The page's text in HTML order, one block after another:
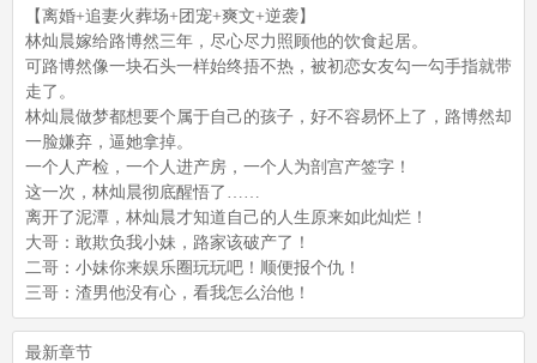
【离婚+追妻火葬场+团宠+爽文+逆袭】
林灿晨嫁给路博然三年，尽心尽力照顾他的饮食起居。
可路博然像一块石头一样始终捂不热，被初恋女友勾一勾手指就带
走了。
林灿晨做梦都想要个属于自己的孩子，好不容易怀上了，路博然却
一脸嫌弃，逼她拿掉。
一个人产检，一个人进产房，一个人为剖宫产签字！
这一次，林灿晨彻底醒悟了……
离开了泥潭，林灿晨才知道自己的人生原来如此灿烂！
大哥：敢欺负我小妹，路家该破产了！
二哥：小妹你来娱乐圈玩玩吧！顺便报个仇！
三哥：渣男他没有心，看我怎么治他！
最新章节